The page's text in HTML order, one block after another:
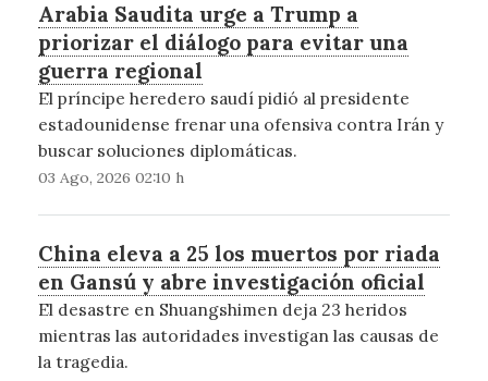
Arabia Saudita urge a Trump a
priorizar el diálogo para evitar una
guerra regional
El príncipe heredero saudí pidió al presidente
estadounidense frenar una ofensiva contra Irán y
buscar soluciones diplomáticas.
03 Ago, 2026 02:10 h
China eleva a 25 los muertos por riada
en Gansú y abre investigación oficial
El desastre en Shuangshimen deja 23 heridos
mientras las autoridades investigan las causas de
la tragedia.